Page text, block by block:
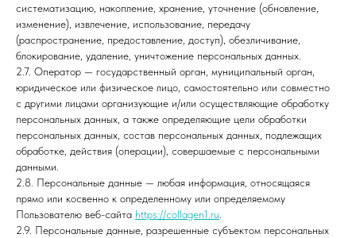
систематизацию, накопление, хранение, уточнение (обновление,
изменение), извлечение, использование, передачу
(распространение, предоставление, доступ), обезличивание,
блокирование, удаление, уничтожение персональных данных.
2.7. Оператор — государственный орган, муниципальный орган,
юридическое или физическое лицо, самостоятельно или совместно
с другими лицами организующие и/или осуществляющие обработку
персональных данных, а также определяющие цели обработки
персональных данных, состав персональных данных, подлежащих
обработке, действия (операции), совершаемые с персональными
данными.
2.8. Персональные данные — любая информация, относящаяся
прямо или косвенно к определенному или определяемому
Пользователю веб-сайта https://collagen1.ru
2.9. Персональные данные, разрешенные субъектом персональных